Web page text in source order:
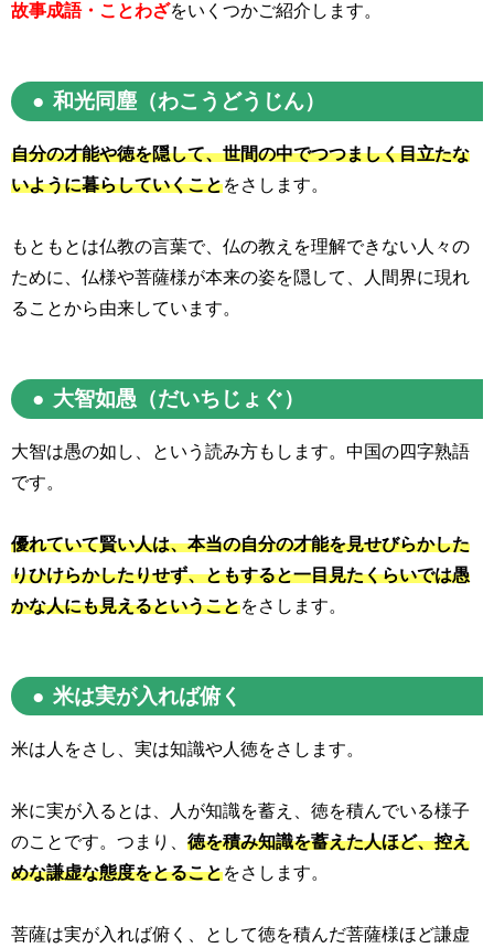
故事成語・ことわざをいくつかご紹介します。
和光同塵（わこうどうじん）
自分の才能や徳を隠して、世間の中でつつましく目立たな
いように暮らしていくことをさします。
もともとは仏教の言葉で、仏の教えを理解できない人々の
ために、仏様や菩薩様が本来の姿を隠して、人間界に現れ
ることから由来しています。
大智如愚（だいちじょぐ）
大智は愚の如し、という読み方もします。中国の四字熟語
です。
優れていて賢い人は、本当の自分の才能を見せびらかした
りひけらかしたりせず、ともすると一目見たくらいでは愚
かな人にも見えるということをさします。
米は実が入れば俯く
米は人をさし、実は知識や人徳をさします。
米に実が入るとは、人が知識を蓄え、徳を積んでいる様子
のことです。つまり、 徳を積み知識を蓄えた人ほど、控え
めな謙虚な態度をとることをさします。
菩薩は実が入れば俯く、として徳を積んだ菩薩様ほど謙虚